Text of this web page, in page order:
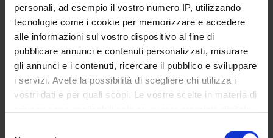
personali, ad esempio il vostro numero IP, utilizzando
tecnologie come i cookie per memorizzare e accedere
alle informazioni sul vostro dispositivo al fine di
pubblicare annunci e contenuti personalizzati, misurare
gli annunci e i contenuti, ricercare il pubblico e sviluppare
i servizi. Avete la possibilità di scegliere chi utilizza i
vostri dati e per quali scopi. Le vostre scelte in materia di
FACOLTÀ DI MEDICINA
E CHIRURGIA
RICERCA COMPETENZE
MALATTIE RARE E
COMPLESSE: SEZIONI
DEL DIPARTIMENTO
PIANO OPERATIVO
DIPARTIMENTO DI
MEDICINA 2026-2028